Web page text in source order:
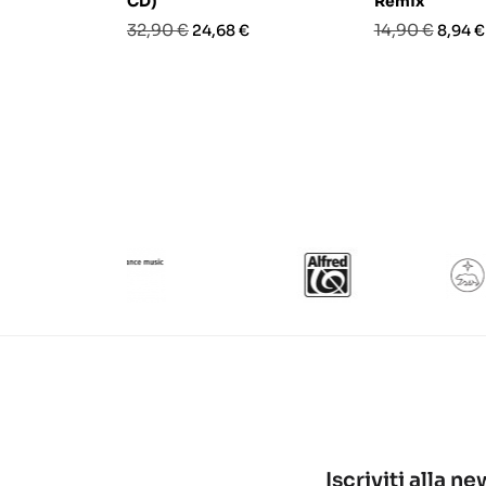
Prezzo
32,90 € Prezzo
24,68 €
Prezzo
14,90 €Prezzo
8,94 €
Iscriviti alla